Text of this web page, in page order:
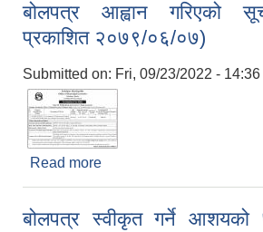
बोलपत्र आह्वान गरिएको
प्रकाशित २०७९/०६/०७)
Submitted on: Fri, 09/23/2022 - 14:36
Read more
बोलपत्र स्वीकृत गर्ने